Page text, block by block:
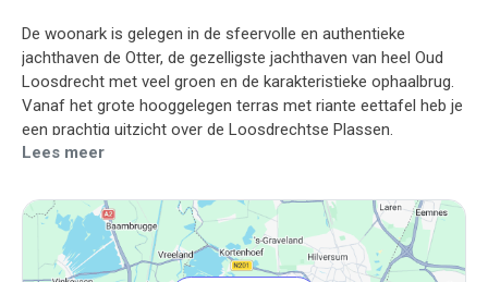
De woonark is gelegen in de sfeervolle en authentieke
jachthaven de Otter, de gezelligste jachthaven van heel Oud
Loosdrecht met veel groen en de karakteristieke ophaalbrug.
Vanaf het grote hooggelegen terras met riante eettafel heb je
Lees meer